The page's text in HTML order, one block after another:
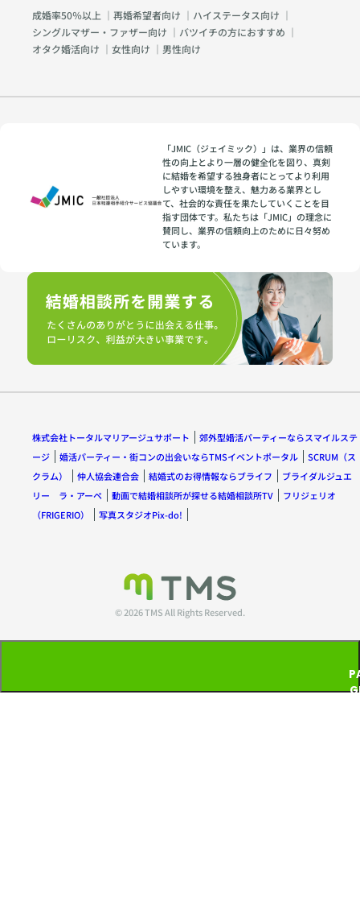
成婚率50％以上 ｜ 再婚希望者向け ｜ ハイステータス向け ｜
シングルマザー・ファザー向け ｜ バツイチの方におすすめ ｜
オタク婚活向け ｜ 女性向け ｜ 男性向け
「JMIC（ジェイミック）」は、業界の信頼
性の向上とより一層の健全化を図り、真剣
に結婚を希望する独身者にとってより利用
しやすい環境を整え、魅力ある業界とし
て、社会的な責任を果たしていくことを目
指す団体です。私たちは「JMIC」の理念に
賛同し、業界の信頼向上のために日々努め
ています。
株式会社トータルマリアージュサポート
郊外型婚活パーティーならスマイルステ
ージ
婚活パーティー・街コンの出会いならTMSイベントポータル
SCRUM（ス
クラム）
仲人協会連合会 結婚式のお得情報ならブライフ
ブライダルジュエ
リー ラ・アーペ
動画で結婚相談所が探せる結婚相談所TV
フリジェリオ
（FRIGERIO）
写真スタジオPix-do!
© 2026 TMS All Rights Reserved.